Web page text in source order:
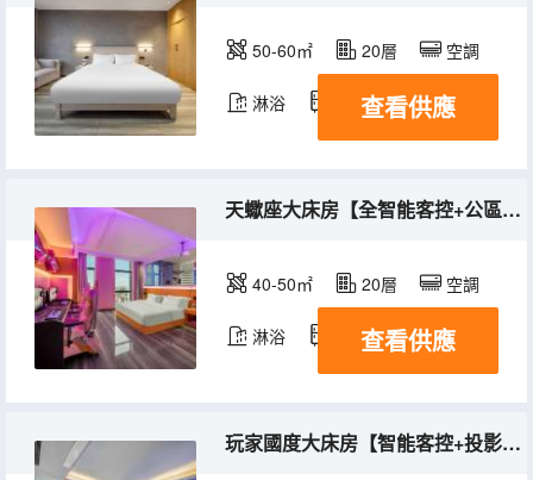
50-60㎡ 20層 空調
淋浴 冰箱查看供應
天蠍座大床房【全智能客控+公區自助洗衣機+網吧特權】
40-50㎡ 20層 空調
淋浴 冰箱查看供應
玩家國度大床房【智能客控+投影儀+公區自助洗衣機+特權】